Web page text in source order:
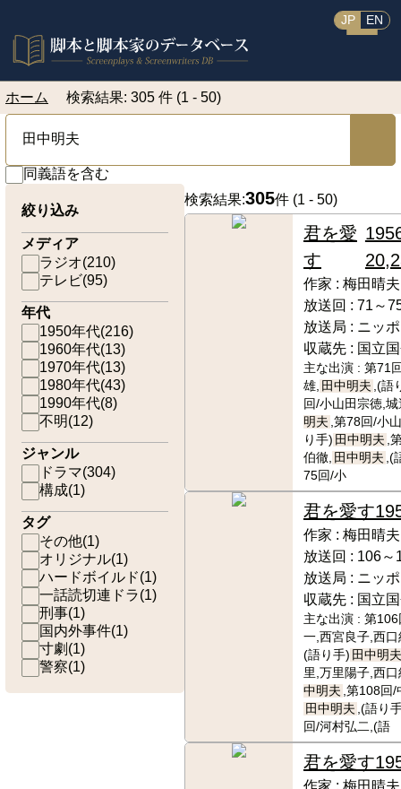
JP EN
ホーム 検索結果: 305 件 (1 - 50)
同義語を含む
絞り込み
メディア
ラジオ(210)
テレビ(95)
年代
1950年代(216)
1960年代(13)
1970年代(13)
1980年代(43)
1990年代(8)
不明(12)
ジャンル
ドラマ(304)
構成(1)
タグ
その他(1)
オリジナル(1)
ハードボイルド(1)
一話読切連ドラ(1)
刑事(1)
国内外事件(1)
寸劇 (1)
警察(1)
検索結果:305件 (1 - 50)
君を愛
す
作家 : 梅田晴夫
放送回 : 71～
放送局 : ニッ
収蔵先 : 国立
主な出演 : 第71
雄, 田中明夫 ,(語
回/小山田宗徳,
明夫 ,第78回/小
り手) 田中明夫 ,
伯徹, 田中明夫 ,(
75回/小
君を愛す
作家 : 梅田晴夫
放送回 : 106～
放送局 : ニッ
収蔵先 : 国立
主な出演 : 第106
一,西宮良子,西
(語り手) 田中明夫
里,万里陽子,西
中明夫 ,第108回
田中明夫 ,(語り
回/河村弘二,(語
君を愛す
作家 : 梅田晴夫